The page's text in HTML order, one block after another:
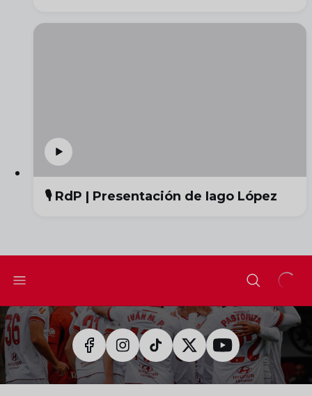
🎙️ RdP | Presentación de Iago López